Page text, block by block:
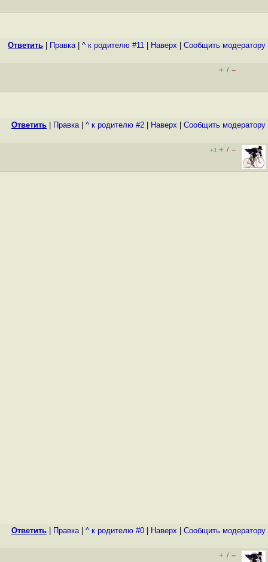
Ответить Правка| ^ к родителю #11 Наверх Cообщить модератору
+ / –
Ответить Правка| ^ к родителю #2 Наверх Cообщить модератору
+1 + / –
Ответить Правка| ^ к родителю #0 Наверх Cообщить модератору
+ / –